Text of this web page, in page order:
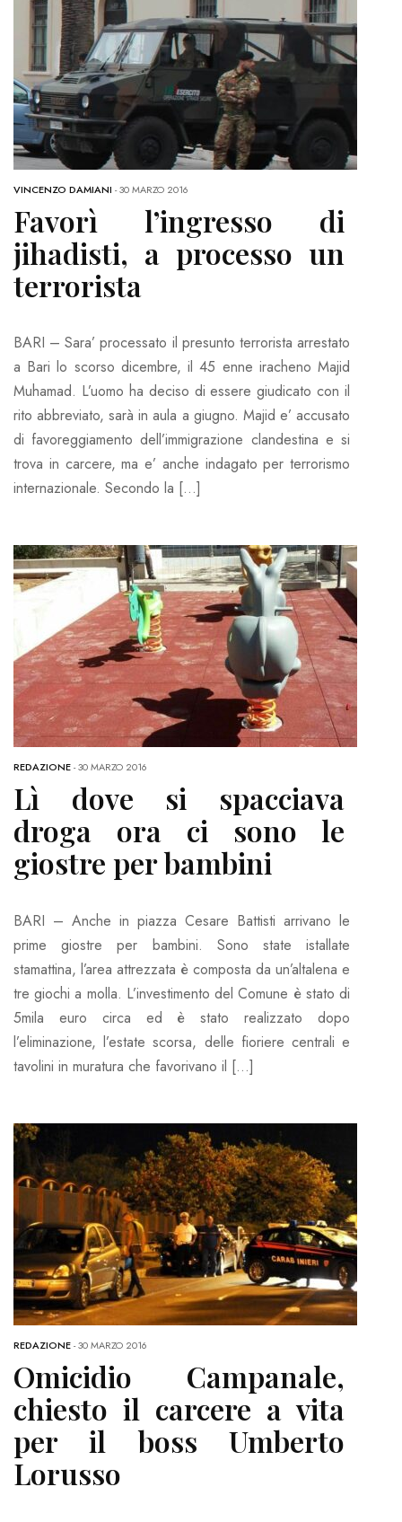
VINCENZO DAMIANI -30 MARZO 2016
Favorì l’ingresso di
jihadisti, a processo un
terrorista
BARI – Sara’ processato il presunto terrorista arrestato
a Bari lo scorso dicembre, il 45 enne iracheno Majid
Muhamad. L’uomo ha deciso di essere giudicato con il
rito abbreviato, sarà in aula a giugno. Majid e’ accusato
di favoreggiamento dell’immigrazione clandestina e si
trova in carcere, ma e’ anche indagato per terrorismo
internazionale. Secondo la […]
REDAZIONE-30 MARZO 2016
Lì dove si spacciava
droga ora ci sono le
giostre per bambini
BARI – Anche in piazza Cesare Battisti arrivano le
prime giostre per bambini. Sono state istallate
stamattina, l’area attrezzata è composta da un’altalena e
tre giochi a molla. L’investimento del Comune è stato di
5mila euro circa ed è stato realizzato dopo
l’eliminazione, l’estate scorsa, delle fioriere centrali e
tavolini in muratura che favorivano il […]
REDAZIONE-30 MARZO 2016
Omicidio Campanale,
chiesto il carcere a vita
per il boss Umberto
Lorusso